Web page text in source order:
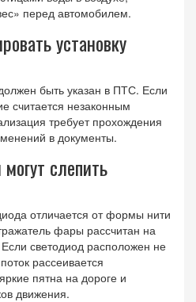
перед автомобилем.
установку
быть указан в ПТС. Если
считается незаконным
требует прохождения
в документы.
слепить
отличается от формы нити
фары рассчитан на
светодиод расположен не
рассеивается
пятна на дороге и
движения.